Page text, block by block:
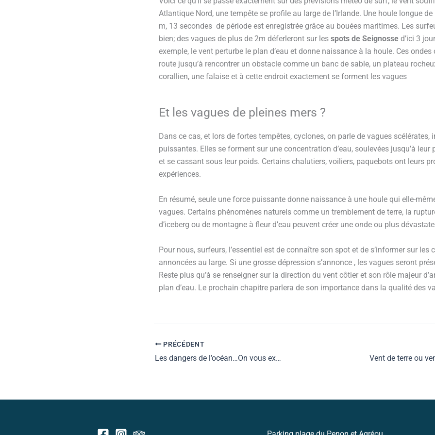
Atlantique Nord, une tempête se profile au large de l’Irlande. Une houle longue
m, 13 secondes de période est enregistrée grâce au bouées maritimes. Les
bien; des vagues de plus de 2m déferleront sur les spots de Seignosse d’ici 3
exemple, le vent perturbe le plan d’eau et donne naissance à la houle. Ces
route jusqu’à rencontrer un obstacle comme un banc de sable, un plateau
corallien, une falaise et à cette endroit exactement se forment les vagues
Et les vagues de pleines mers ?
Dans ce cas, et lors de fortes tempêtes, cyclones, on parle de vagues scélérates,
puissantes. Elles se forment sur une concentration d’eau, soulevées jusqu’à
et se cassant sous leur poids. Certains chalutiers, voiliers, paquebots ont leurs
expériences.
En résumé, seule une force puissante donne naissance à une houle qui elle-
vagues. Certains phénomènes naturels comme un tremblement de terre, la
d’iceberg ou de montagne à fleur d’eau peuvent créer une onde ou plus
Pour nous, surfeurs, l’essentiel est de connaître son spot et de s’informer sur les
annoncées au large. Si une grosse dépression s’annonce , les vagues seront
Reste plus qu’à se renseigner sur la direction du vent côtier et son rôle majeur
plan d’eau. Le prochain chapitre parlera de son importance dans la qualité des
PRÉCÉDENT
Les dangers de l’océan…On vous explique tout